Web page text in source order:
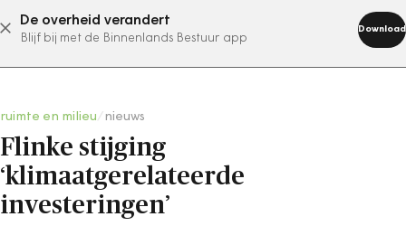
De overheid verandert
Blijf bij met de Binnenlands Bestuur app
Download
abonneer nu
ruimte en milieu nieuws
Flinke stijging
‘klimaatgerelateerde
investeringen’